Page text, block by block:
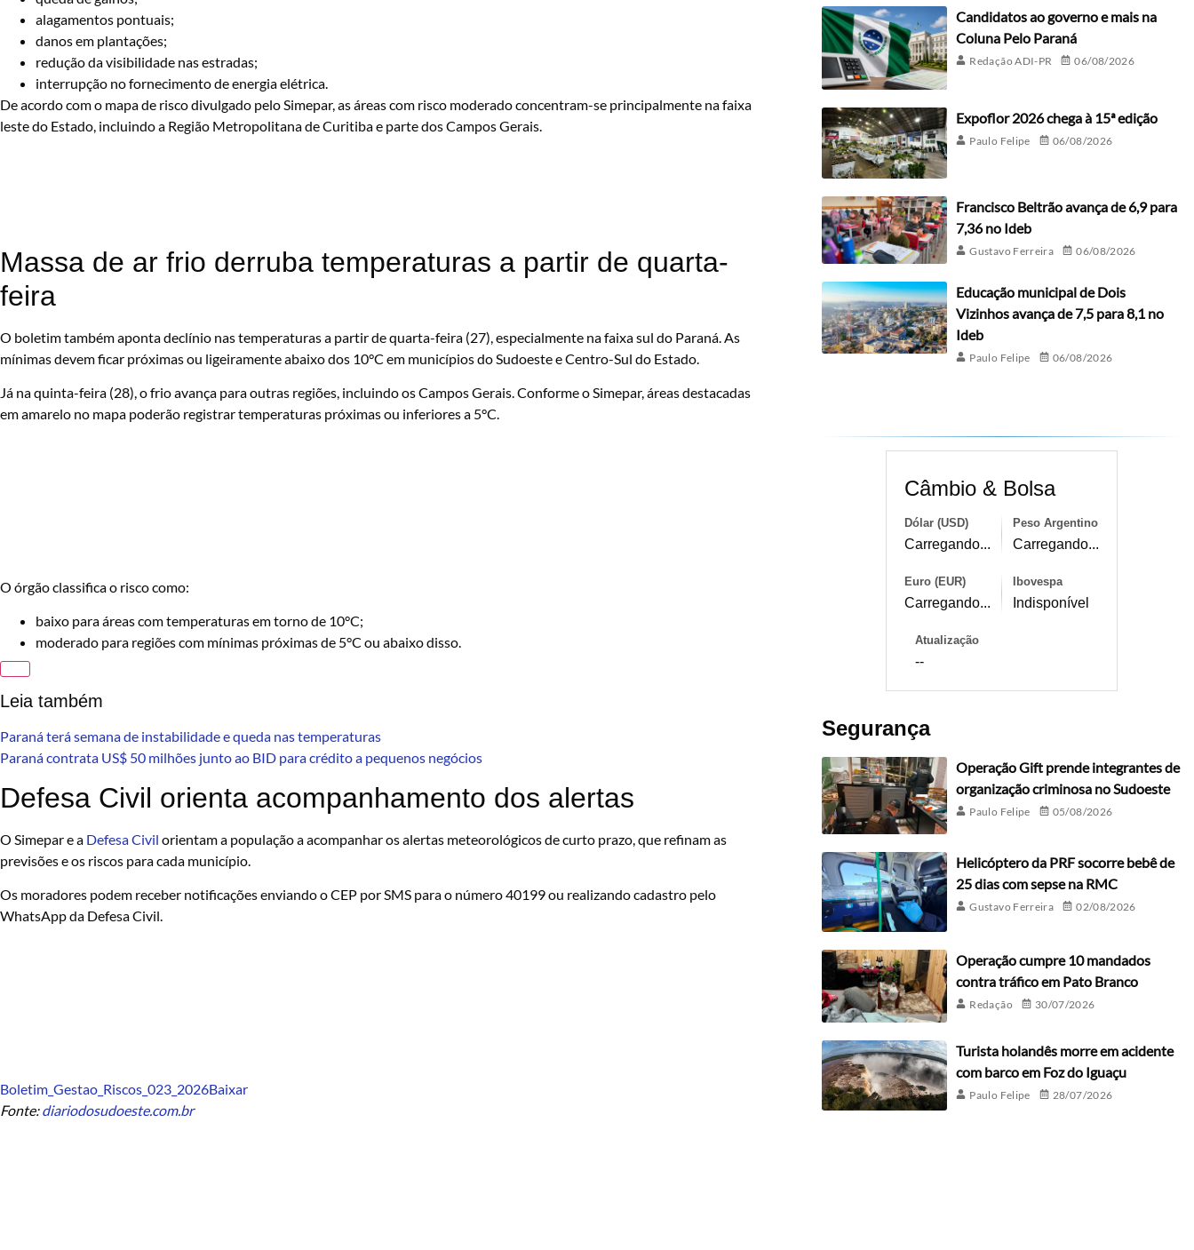
alagamentos pontuais;
danos em plantações;
redução da visibilidade nas estradas;
interrupção no fornecimento de energia elétrica.
De acordo com o mapa de risco divulgado pelo Simepar, as áreas com risco moderado concentram-se principalmente na faixa
leste do Estado, incluindo a Região Metropolitana de Curitiba e parte dos Campos Gerais.
Massa de ar frio derruba temperaturas a partir de quarta-
feira
O boletim também aponta declínio nas temperaturas a partir de quarta-feira (27), especialmente na faixa sul do Paraná. As
mínimas devem ficar próximas ou ligeiramente abaixo dos 10°C em municípios do Sudoeste e Centro-Sul do Estado.
Já na quinta-feira (28), o frio avança para outras regiões, incluindo os Campos Gerais. Conforme o Simepar, áreas destacadas
em amarelo no mapa poderão registrar temperaturas próximas ou inferiores a 5°C.
O órgão classifica o risco como:
baixo para áreas com temperaturas em torno de 10°C;
moderado para regiões com mínimas próximas de 5°C ou abaixo disso.
Leia também
Paraná terá semana de instabilidade e queda nas temperaturas
Paraná contrata US$ 50 milhões junto ao BID para crédito a pequenos negócios
Defesa Civil orienta acompanhamento dos alertas
O Simepar e a Defesa Civil orientam a população a acompanhar os alertas meteorológicos de curto prazo, que refinam as
previsões e os riscos para cada município.
Os moradores podem receber notificações enviando o CEP por SMS para o número 40199 ou realizando cadastro pelo
WhatsApp da Defesa Civil.
Boletim_Gestao_Riscos_023_2026Baixar
Fonte:diariodosudoeste.com.br
Candidatos ao governo e mais na
Coluna Pelo Paraná
Redação ADI-PR 06/08/2026
Expoflor 2026 chega à 15ª edição
Paulo Felipe 06/08/2026
Francisco Beltrão avança de 6,9 para
7,36 no Ideb
Gustavo Ferreira 06/08/2026
Educação municipal de Dois
Vizinhos avança de 7,5 para 8,1 no
Ideb
Paulo Felipe 06/08/2026
Câmbio & Bolsa
Dólar (USD)
Carregando...
Peso Argentino
Carregando...
Euro (EUR)
Carregando...
Ibovespa
Indisponível
Atualização
--
Segurança
Operação Gift prende integrantes de
organização criminosa no Sudoeste
Paulo Felipe 05/08/2026
Helicóptero da PRF socorre bebê de
25 dias com sepse na RMC
Gustavo Ferreira 02/08/2026
Operação cumpre 10 mandados
contra tráfico em Pato Branco
Redação 30/07/2026
Turista holandês morre em acidente
com barco em Foz do Iguaçu
Paulo Felipe 28/07/2026